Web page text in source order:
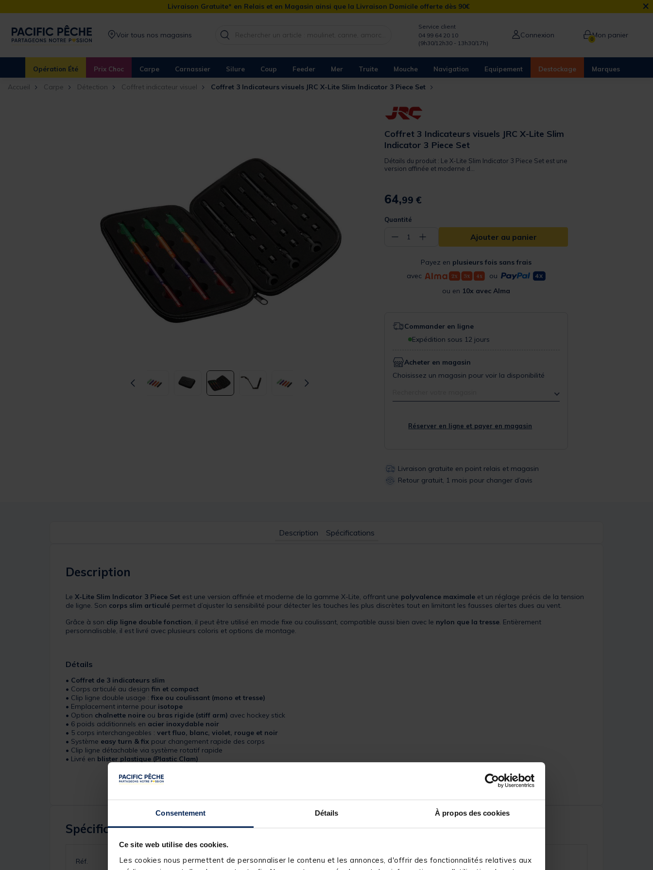
Consentement Détails À propos des cookies
Ce site web utilise des cookies.
Les cookies nous permettent de personnaliser le contenu et les annonces, d'offrir des fonctionnalités relatives aux
Livraison Gratuite* en Relais et en Magasin ainsi que la Livraison Domicile offerte dès 90€ ×
Voir tous nos magasins
Service client
04 99 64 20 10
(9h30/12h30 - 13h30/17h)
Connexion 0Mon panier
Opération Été Prix Choc Carpe Carnassier Silure Coup Feeder Mer Truite Mouche Navigation Equipement Destockage Marques
Accueil Carpe Détection Coffret indicateur visuel Coffret 3 Indicateurs visuels JRC X-Lite Slim Indicator 3 Piece Set
Coffret 3 Indicateurs visuels JRC X-Lite Slim
Indicator 3 Piece Set
Détails du produit : Le X-Lite Slim Indicator 3 Piece Set est une
version affinée et moderne d...
64,99 €
Quantité
− 1 + Ajouter au panier
Payez en plusieurs fois sans frais
avec
ou
ou en 10x avec Alma
Commander en ligne
Expédition sous 12 jours
Acheter en magasin
Choisissez un magasin pour voir la disponibilité
Réserver en ligne et payer en magasin
Livraison gratuite en point relais et magasin
Retour gratuit, 1 mois pour changer d’avis
Description Spécifications
Description
Le X-Lite Slim Indicator 3 Piece Set est une version affinée et moderne de la gamme X-Lite, offrant une polyvalence maximale et un réglage précis de la tension
de ligne. Son corps slim articulé permet d’ajuster la sensibilité pour détecter les touches les plus discrètes tout en limitant les fausses alertes dues au vent.
Grâce à son clip ligne double fonction, il peut être utilisé en mode fixe ou coulissant, compatible aussi bien avec le nylon que la tresse. Entièrement
personnalisable, il est livré avec plusieurs coloris et options de montage.
Détails
• Coffret de 3 indicateurs slim
• Corps articulé au design fin et compact
• Clip ligne double usage : fixe ou coulissant (mono et tresse)
• Emplacement interne pour isotope
• Option chaînette noire ou bras rigide (stiff arm) avec hockey stick
• 6 poids additionnels en acier inoxydable noir
• 5 corps interchangeables : vert fluo, blanc, violet, rouge et noir
• Système easy turn & fix pour changement rapide des corps
• Clip ligne détachable via système rotatif rapide
• Livré en blister plastique (Plastic Clam)
Spécifications
Réf.
245347-1